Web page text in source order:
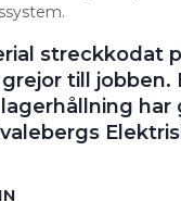
streckkodat
till jobben.
har